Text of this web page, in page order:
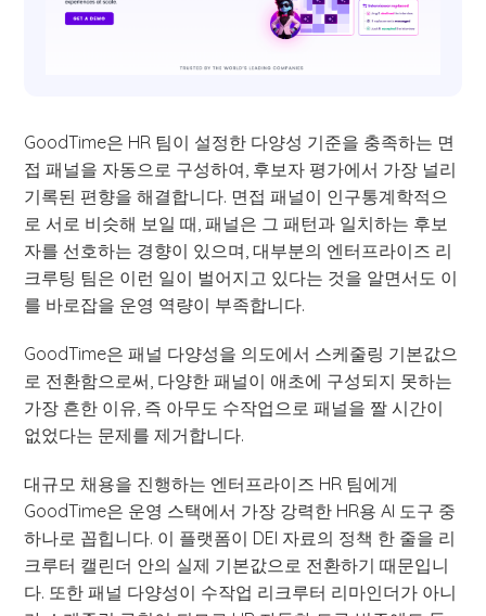
GoodTime은 HR 팀이 설정한 다양성 기준을 충족하는 면
접 패널을 자동으로 구성하여, 후보자 평가에서 가장 널리
기록된 편향을 해결합니다. 면접 패널이 인구통계학적으
로 서로 비슷해 보일 때, 패널은 그 패턴과 일치하는 후보
자를 선호하는 경향이 있으며, 대부분의 엔터프라이즈 리
크루팅 팀은 이런 일이 벌어지고 있다는 것을 알면서도 이
를 바로잡을 운영 역량이 부족합니다.
GoodTime은 패널 다양성을 의도에서 스케줄링 기본값으
로 전환함으로써, 다양한 패널이 애초에 구성되지 못하는
가장 흔한 이유, 즉 아무도 수작업으로 패널을 짤 시간이
없었다는 문제를 제거합니다.
대규모 채용을 진행하는 엔터프라이즈 HR 팀에게
GoodTime은 운영 스택에서 가장 강력한 HR용 AI 도구 중
하나로 꼽힙니다. 이 플랫폼이 DEI 자료의 정책 한 줄을 리
크루터 캘린더 안의 실제 기본값으로 전환하기 때문입니
다. 또한 패널 다양성이 수작업 리크루터 리마인더가 아니